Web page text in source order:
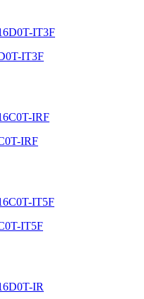
IT3F
IRF
IT5F